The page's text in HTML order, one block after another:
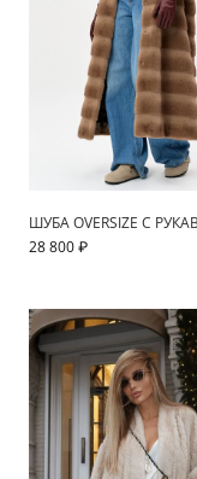
ШУБА OVERSIZE С
28 800 ₽